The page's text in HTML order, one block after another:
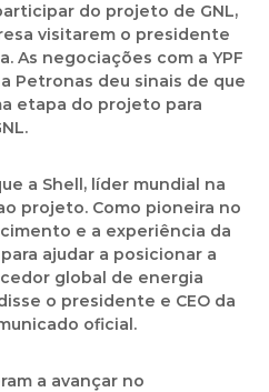
do projeto de GNL,
visitarem o presidente
As negociações com a YPF
Petronas deu sinais de que
etapa do projeto para
a Shell, líder mundial na
projeto. Como pioneira no
e a experiência da
ajudar a posicionar a
global de energia
o presidente e CEO da
oficial.
a avançar no